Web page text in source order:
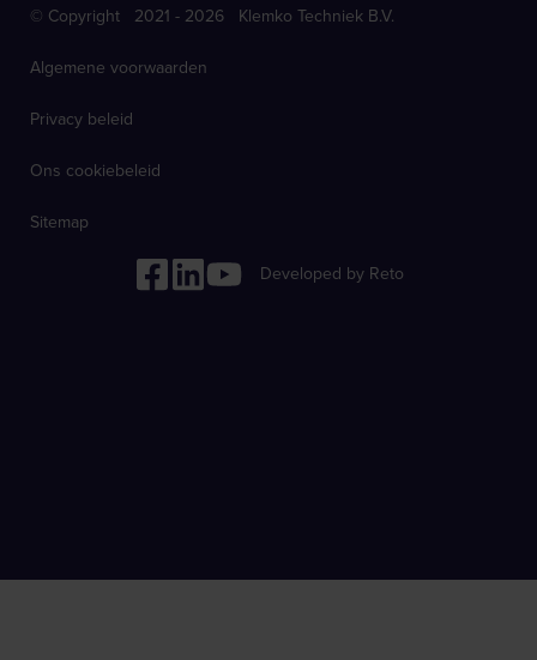
© Copyright 2021 - 2026 Klemko Techniek B.V.
Algemene voorwaarden
Privacy beleid
Ons cookiebeleid
Sitemap
Developed by Reto